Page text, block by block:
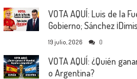
VOTA AQUÍ: Luis de la
Gobierno; Sánchez
19 julio, 2026 0
VOTA AQUÍ: ¿Quién
o Argentina?